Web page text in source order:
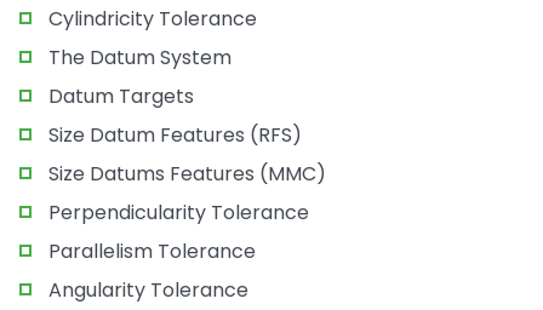
Cylindricity Tolerance
The Datum System
Datum Targets
Size Datum Features (RFS)
Size Datums Features (MMC)
Perpendicularity Tolerance
Parallelism Tolerance
Angularity Tolerance